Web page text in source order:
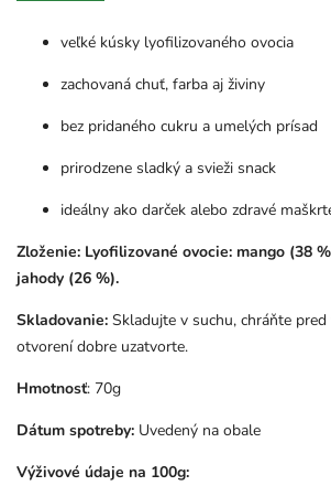
veľké kúsky lyofilizovaného ovocia
zachovaná chuť, farba aj živiny
bez pridaného cukru a umelých prísad
prirodzene sladký a svieži snack
ideálny ako darček alebo zdravé
Zloženie: Lyofilizované ovocie: mango (38
jahody (26 %).
Skladovanie: Skladujte v suchu, chráňte
otvorení dobre uzatvorte.
Hmotnosť: 70g
Dátum spotreby: Uvedený na obale
Výživové údaje na 100g: